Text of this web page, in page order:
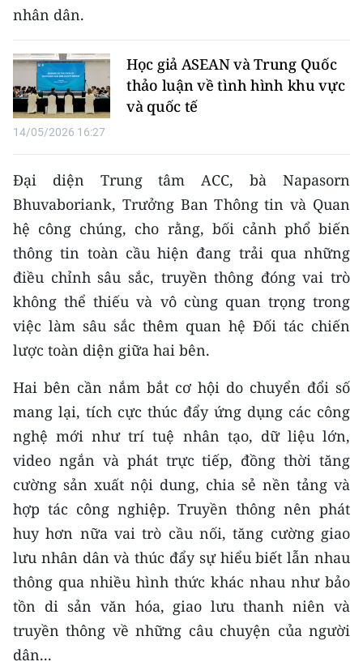
ENGLISH
中文
FRANÇAIS
РУССКИЙ
한국어
nhân dân.
Học giả ASEAN và Trung Quốc
thảo luận về tình hình khu vực
và quốc tế
14/05/2026 16:27
Đại diện Trung tâm ACC, bà Napasorn
Bhuvaboriank, Trưởng Ban Thông tin và Quan
hệ công chúng, cho rằng, bối cảnh phổ biến
thông tin toàn cầu hiện đang trải qua những
điều chỉnh sâu sắc, truyền thông đóng vai trò
không thể thiếu và vô cùng quan trọng trong
việc làm sâu sắc thêm quan hệ Đối tác chiến
lược toàn diện giữa hai bên.
Hai bên cần nắm bắt cơ hội do chuyển đổi số
mang lại, tích cực thúc đẩy ứng dụng các công
nghệ mới như trí tuệ nhân tạo, dữ liệu lớn,
video ngắn và phát trực tiếp, đồng thời tăng
cường sản xuất nội dung, chia sẻ nền tảng và
hợp tác công nghiệp. Truyền thông nên phát
huy hơn nữa vai trò cầu nối, tăng cường giao
lưu nhân dân và thúc đẩy sự hiểu biết lẫn nhau
thông qua nhiều hình thức khác nhau như bảo
tồn di sản văn hóa, giao lưu thanh niên và
truyền thông về những câu chuyện của người
dân...